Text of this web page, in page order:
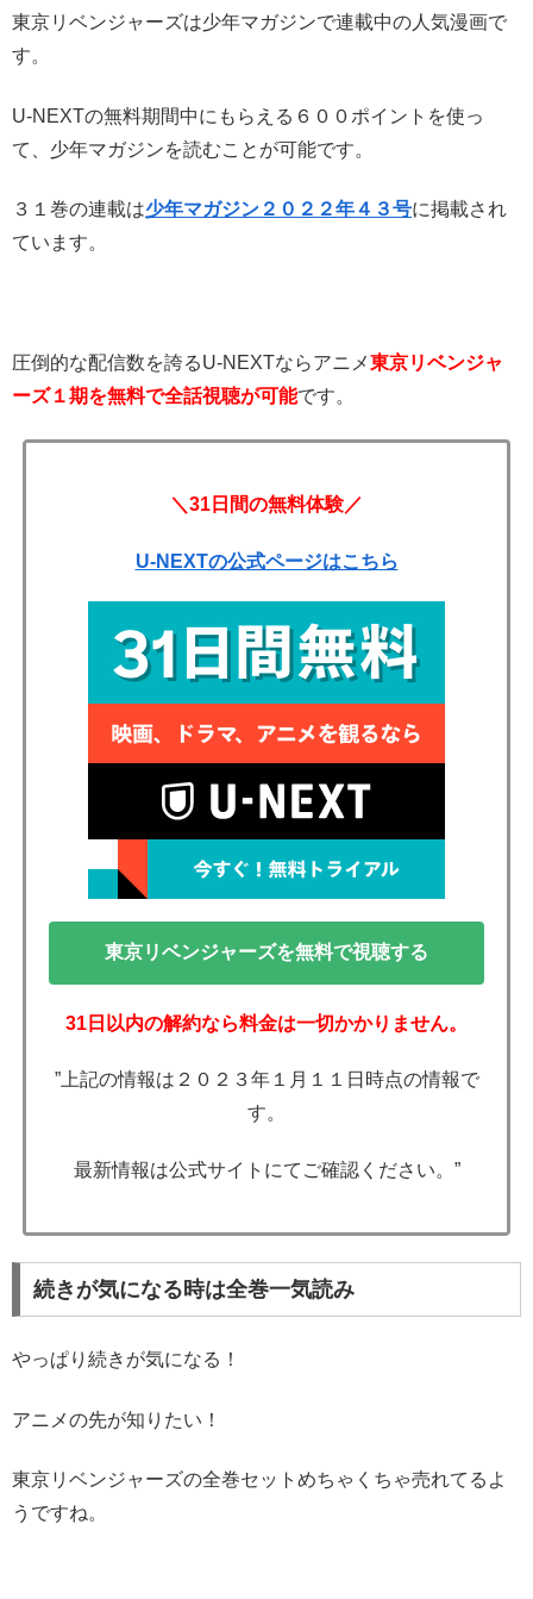
東京リベンジャーズは少年マガジンで連載中の人気漫画で
す。
U-NEXTの無料期間中にもらえる６００ポイントを使っ
て、少年マガジンを読むことが可能です。
３１巻の連載は少年マガジン２０２２年４３号に掲載され
ています。
圧倒的な配信数を誇るU-NEXTならアニメ東京リベンジャ
ーズ１期を無料で全話視聴が可能です。
＼31日間の無料体験／
U-NEXTの公式ページはこちら
東京リベンジャーズを無料で視聴する
31日以内の解約なら料金は一切かかりません。
”上記の情報は２０２３年１月１１日時点の情報で
す。
最新情報は公式サイトにてご確認ください。”
続きが気になる時は全巻一気読み
やっぱり続きが気になる！
アニメの先が知りたい！
東京リベンジャーズの全巻セットめちゃくちゃ売れてるよ
うですね。